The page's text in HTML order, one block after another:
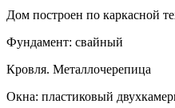
Дом построен по каркасной
Фундамент: свайный
Кровля. Металлочерепица
Окна: пластиковый